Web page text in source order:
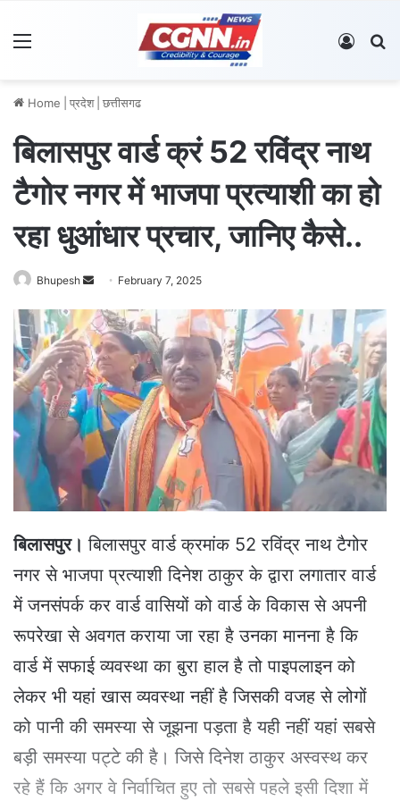
Log In
Home प्रदेश छत्तीसगढ
बिलासपुर वार्ड क्रं 52 रविंद्र नाथ
टैगोर नगर में भाजपा प्रत्याशी का हो
रहा धुआंधार प्रचार, जानिए कैसे..
Bhupesh
n
d
a
n
e
m
l
February 7, 2025
बिलासपुर। बिलासपुर वार्ड क्रमांक 52 रविंद्र नाथ टैगोर
नगर से भाजपा प्रत्याशी दिनेश ठाकुर के द्वारा लगातार वार्ड
में जनसंपर्क कर वार्ड वासियों को वार्ड के विकास से अपनी
रूपरेखा से अवगत कराया जा रहा है उनका मानना है कि
वार्ड में सफाई व्यवस्था का बुरा हाल है तो पाइपलाइन को
लेकर भी यहां खास व्यवस्था नहीं है जिसकी वजह से लोगों
को पानी की समस्या से जूझना पड़ता है यही नहीं यहां सबसे
बड़ी समस्या पट्टे की है। जिसे दिनेश ठाकुर अस्वस्थ कर
रहे हैं कि अगर वे निर्वाचित हुए तो सबसे पहले इसी दिशा में